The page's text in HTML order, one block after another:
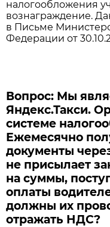
налогообложения
вознаграждение.
в Письме
Федерации от
Вопрос: Мы
Яндекс.Такси.
системе
Ежемесячно
документы
не присылает
на суммы,
оплаты
должны их
отражать НДС?